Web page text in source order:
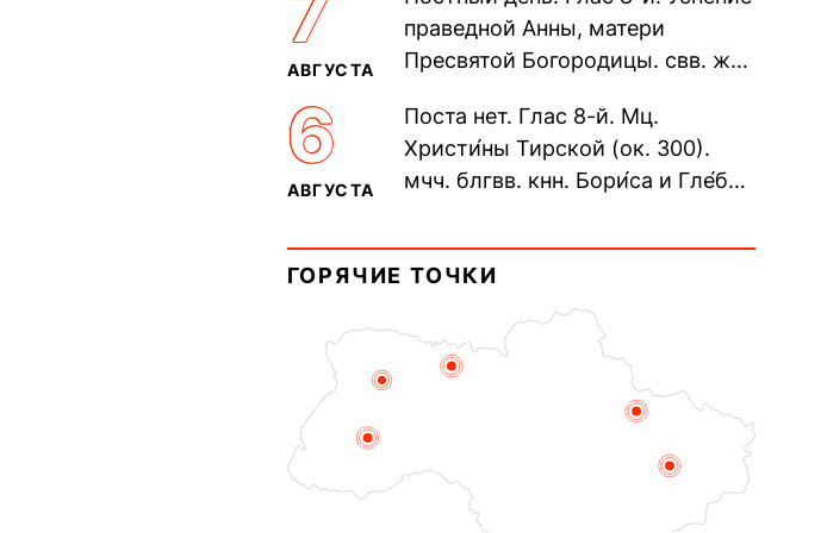
пещерах...
АВГУСТА
праведной Анны, матери
Пресвятой Богородицы. свв. жен
прп. Евпракси́и девы,...
6
АВГУСТА
Поста нет. Глас 8-й. Мц.
Христи́ны Тирской (ок. 300).
мчч. блгвв. кнн. Бори́са и Гле́ба,
Дави́да (1015). Прп....
ГОРЯЧИЕ ТОЧКИ